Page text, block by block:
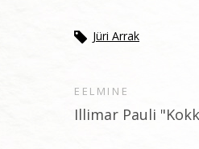
Jüri Arrak
EELMINE
Illimar Pauli